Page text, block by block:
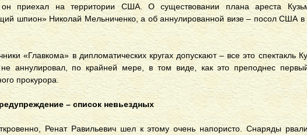
приехал на территории США. О существовании плана ареста
шпион» Николай Мельниченко, а об аннулированной визе – посол США в
«Главкома» в дипломатических кругах допускают – все это спектакль
аннулировал, по крайней мере, в том виде, как это преподнес
прокурора.
– список невьездных
Ренат Равильевич шел к этому очень напористо. Снаряды